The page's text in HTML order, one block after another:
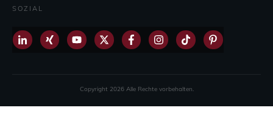
SOZIAL
Copyright 2026Alle Rechte vorbehalten.